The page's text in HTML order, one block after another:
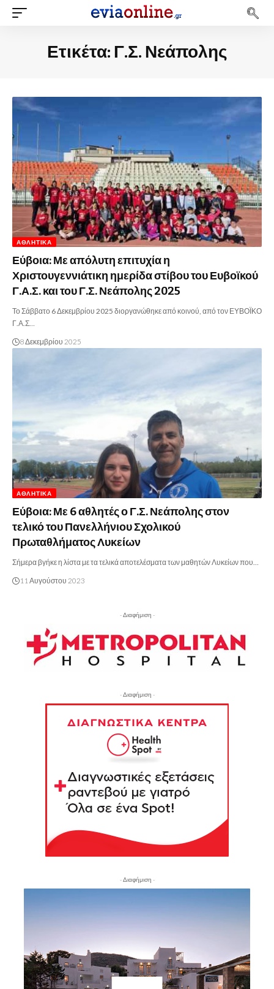
Ετικέτα: Γ.Σ. Νεάπολης
ΑΘΛΗΤΙΚΆ
Εύβοια: Με απόλυτη επιτυχία η
Χριστουγεννιάτικη ημερίδα στίβου του Ευβοϊκού
Γ.Α.Σ. και του Γ.Σ. Νεάπολης 2025
Το Σάββατο 6 Δεκεμβρίου 2025 διοργανώθηκε από κοινού, από τον ΕΥΒΟΪΚΟ
Γ.Α.Σ…
8 Δεκεμβρίου 2025
ΑΘΛΗΤΙΚΆ
Εύβοια: Με 6 αθλητές ο Γ.Σ. Νεάπολης στον
τελικό του Πανελλήνιου Σχολικού
Πρωταθλήματος Λυκείων
Σήμερα βγήκε η λίστα με τα τελικά αποτελέσματα των μαθητών Λυκείων που…
11 Αυγούστου 2023
- Διαφήμιση -
- Διαφήμιση -
- Διαφήμιση -